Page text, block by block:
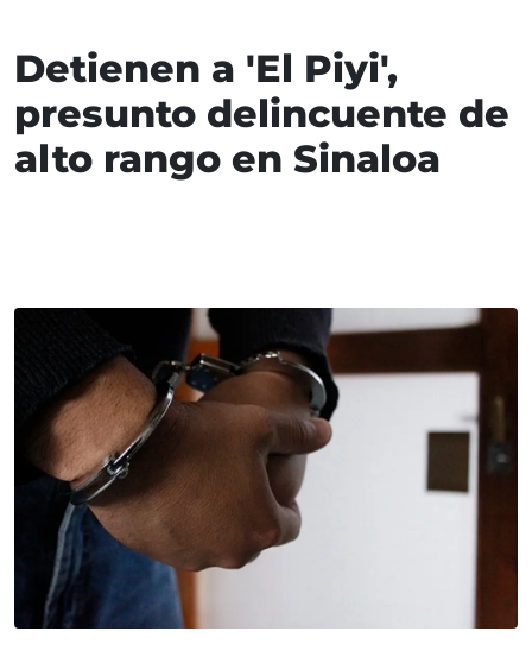
Detienen a 'El Piyi',
presunto delincuente de
alto rango en Sinaloa